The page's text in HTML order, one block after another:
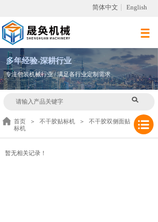
简体中文 English
多年经验-深耕行业
专注包装机械行业 / 满足各行业定制需求
首页 ＞ 不干胶贴标机 ＞
不干胶双侧面贴
标机
暂无相关记录！